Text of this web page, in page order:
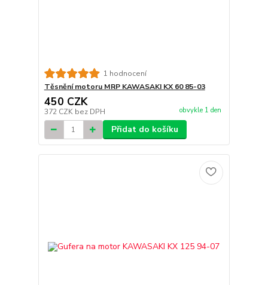
1 hodnocení
Těsnění motoru MRP KAWASAKI KX 60 85-03
450 CZK
372 CZK bez DPH obvykle 1 den
Přidat do košíku